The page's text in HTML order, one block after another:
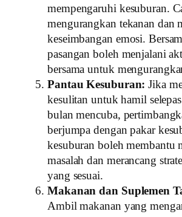
mempengaruhi kesuburan.
mengurangkan tekanan dan
keseimbangan emosi.
pasangan boleh menjalani
bersama untuk
Pantau Kesuburan: Jika
kesulitan untuk hamil
bulan mencuba,
berjumpa dengan pakar
kesuburan boleh membantu
masalah dan merancang
yang sesuai.
Makanan dan Suplemen
Ambil makanan yang